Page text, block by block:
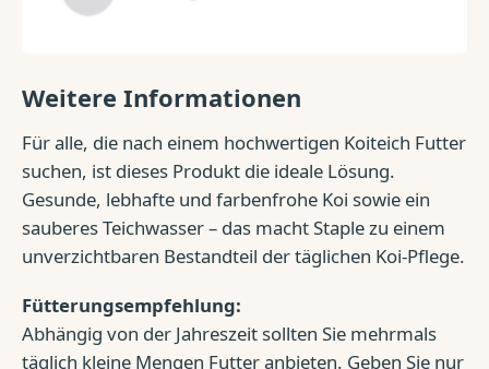
Weitere Informationen
Für alle, die nach einem hochwertigen Koiteich Futter
suchen, ist dieses Produkt die ideale Lösung.
Gesunde, lebhafte und farbenfrohe Koi sowie ein
sauberes Teichwasser – das macht Staple zu einem
unverzichtbaren Bestandteil der täglichen Koi-Pflege.
Fütterungsempfehlung:
Abhängig von der Jahreszeit sollten Sie mehrmals
täglich kleine Mengen Futter anbieten. Geben Sie nur